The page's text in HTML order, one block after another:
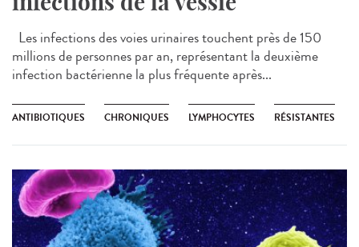
Les infections des voies urinaires touchent près de 150
millions de personnes par an, représentant la deuxième
infection bactérienne la plus fréquente après...
ANTIBIOTIQUES CHRONIQUES LYMPHOCYTES RÉSISTANTES